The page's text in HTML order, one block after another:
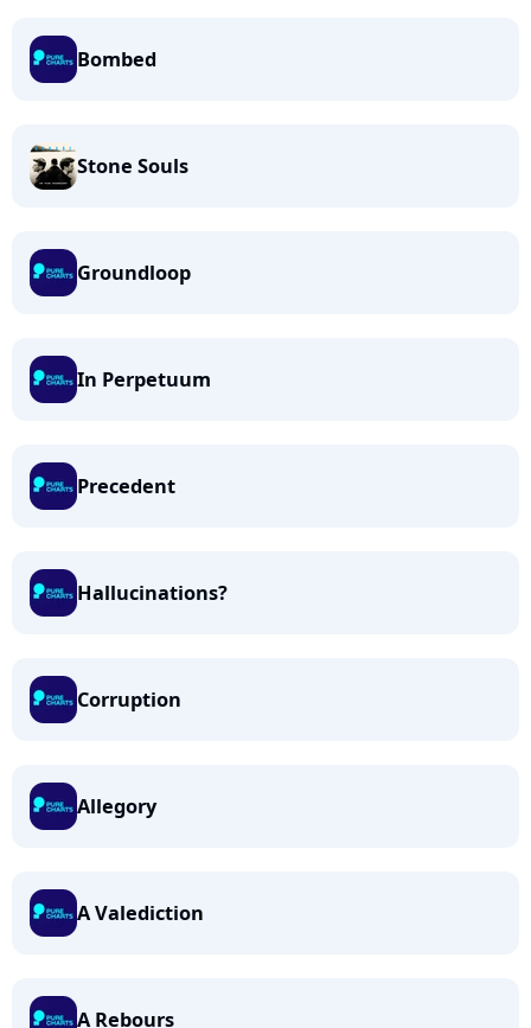
Bombed
Stone Souls
Groundloop
In Perpetuum
Precedent
Hallucinations?
Corruption
Allegory
A Valediction
A Rebours